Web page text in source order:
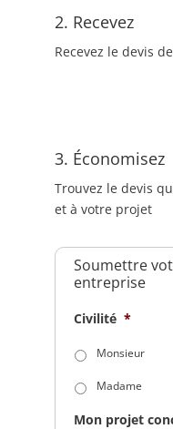
2. Recevez
Recevez le devis
3. Économisez
Trouvez le devis
et à votre projet
Soumettre
entreprise
Civilité *
Monsieur
Madame
Mon projet